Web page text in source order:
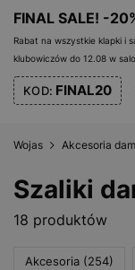
FINAL SALE! -
Rabat na wszystkie klapki i
klubowiczów do 12.08 w
KOD: FINAL20
Wojas Akcesoria
Szaliki
18 produktów
Akcesoria (254)